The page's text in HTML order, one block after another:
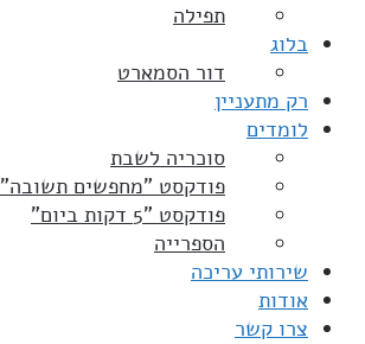
תפילה
בלוג
דור הסמארט
רק מתעניין
לומדים
סוכריה לשבת
פודקסט "מחפשים תשובה"
פודקסט "5 דקות ביום"
הספרייה
שירותי עריכה
אודות
צרו קשר